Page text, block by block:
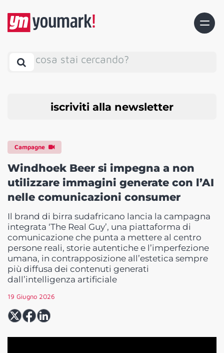
cosa stai cercando?
iscriviti alla newsletter
Campagne
Windhoek Beer si impegna a non
utilizzare immagini generate con l’AI
nelle comunicazioni consumer
Il brand di birra sudafricano lancia la campagna
integrata ‘The Real Guy’, una piattaforma di
comunicazione che punta a mettere al centro
persone reali, storie autentiche e l’imperfezione
umana, in contrapposizione all’estetica sempre
più diffusa dei contenuti generati
dall’intelligenza artificiale
19 Giugno 2026